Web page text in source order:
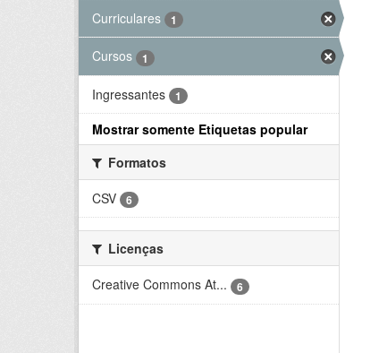
Curriculares 1
Cursos 1
Ingressantes 1
Mostrar somente Etiquetas popular
Formatos
CSV
6
Licenças
Creative Commons At...
6